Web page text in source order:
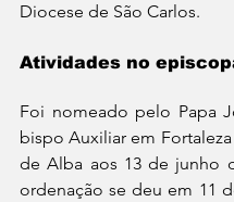
Diocese de São Carlos.
Atividades no
Foi nomeado pelo Papa
bispo Auxiliar em Fortaleza
de Alba aos 13 de junho
ordenação se deu em 11